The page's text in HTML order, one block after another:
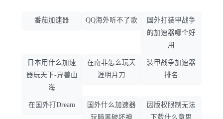
番茄加速器 QQ海外听不了歌
国外打装甲战争
的加速器哪个好
用
日本用什么加速
器玩天下-异兽山
海
在南非怎么玩天
涯明月刀
装甲战争加速器
排名
在国外打Dream
国外什么加速器
玩暗黑破坏神
因版权限制无法
下载什么意思